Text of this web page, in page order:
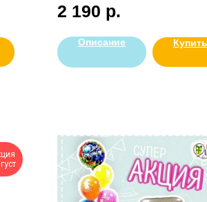
2 190 р.
Описание Купить